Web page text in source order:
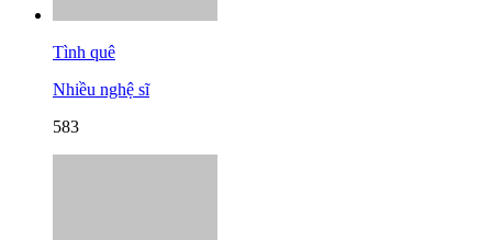
Tình quê
Nhiều nghệ sĩ
583